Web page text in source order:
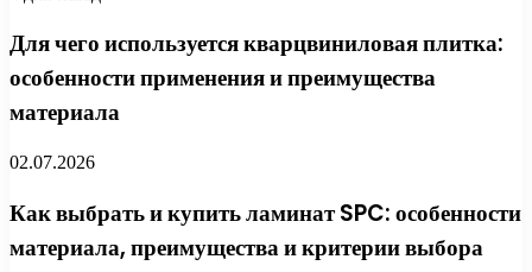
Для чего используется кварцвиниловая плитка:
особенности применения и преимущества
материала
02.07.2026
Как выбрать и купить ламинат SPC: особенности
материала, преимущества и критерии выбора